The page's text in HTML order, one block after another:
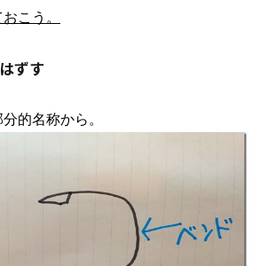
こう。
ずす
的名称から。